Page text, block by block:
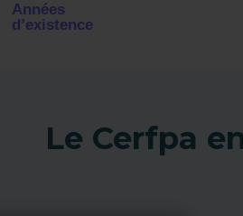
Années
d’existence
Le Cerfpa